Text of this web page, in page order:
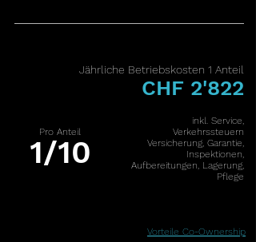
Jährliche Betriebskosten 1 Anteil
1/10
Pro Anteil
CHF 2'822
inkl. Service,
Verkehrssteuern
Versicherung, Garantie,
Inspektionen,
Aufbereitungen, Lagerung,
Pflege
Vorteile Co-Ownership